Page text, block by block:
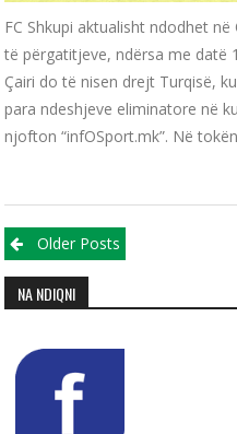
FC Shkupi aktualisht ndodhet
të përgatitjeve, ndërsa me datë
Çairi do të nisen drejt Turqisë,
para ndeshjeve eliminatore në
njofton “infOSport.mk”. Në
Posts navigation
Older Posts
NA NDIQNI